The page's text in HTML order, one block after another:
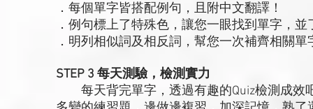
．每個單字皆搭配例句，且附中文翻譯！
．例句標上了特殊色，讓您一眼找到單字，
．明列相似詞及相反詞，幫您一次補齊相關單
STEP 3 每天測驗，檢測實力
每天背完單字，透過有趣的Quiz檢測成效